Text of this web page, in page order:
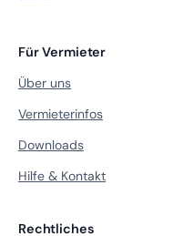
Für Vermieter
Über uns
Vermieterinfos
Downloads
Hilfe & Kontakt
Rechtliches